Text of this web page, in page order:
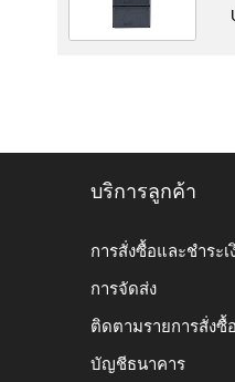
บริการลูกค้า
การสั่งซื้อและชำระเ
การจัดส่ง
ติดตามรายการสั่งซื้อ
บัญชีธนาคาร